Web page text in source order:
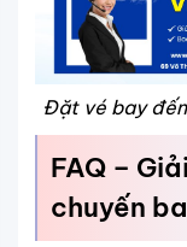
Đặt vé bay
FAQ –
chuyến